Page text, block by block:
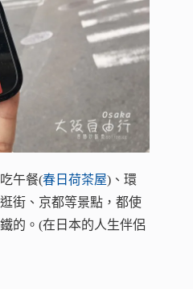
午餐(春日荷茶屋)、環
街、京都等景點，都使
的。(在日本的人生伴侶